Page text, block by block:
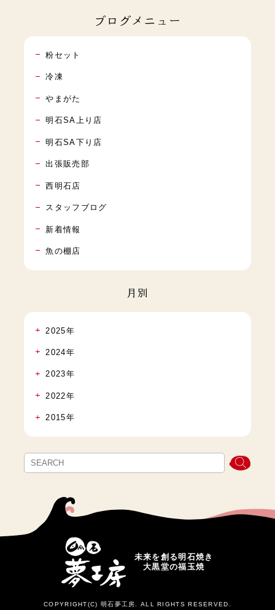
ブログメニュー
粉セット
冷凍
やまがた
明石SA上り店
明石SA下り店
出張販売部
西明石店
スタッフブログ
新着情報
魚の棚店
月別
2025年
2024年
2023年
2022年
2015年
未来を創る明石焼き
大黒堂の福玉焼
COPYRIGHT(C) 明石夢工房. ALL RIGHTS RESERVED.